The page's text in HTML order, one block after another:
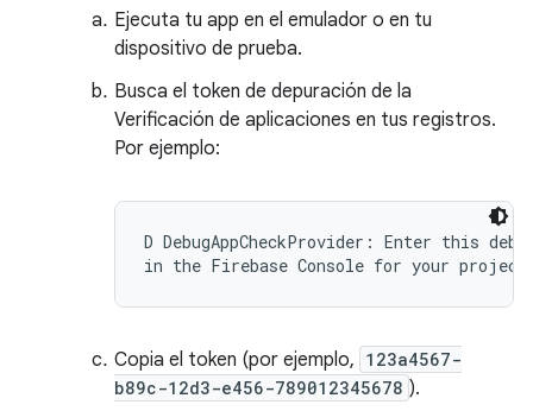
Ejecuta tu app en el emulador o en tu
dispositivo de prueba.
Busca el token de depuración de la
Verificación de aplicaciones en tus registros.
Por ejemplo:
D DebugAppCheckProvider: Enter this
Copia el token (por ejemplo, 123a4567-
b89c-12d3-e456-789012345678 ).